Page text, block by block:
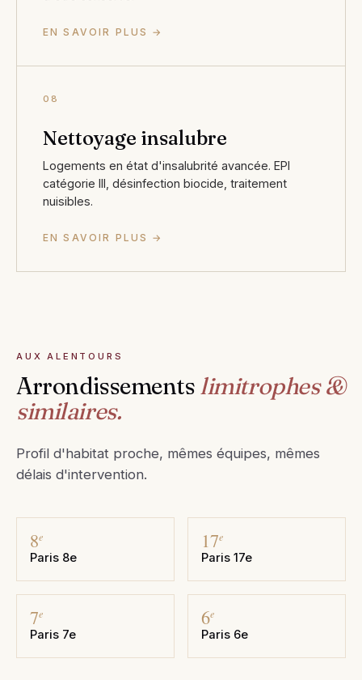
EN SAVOIR PLUS →
08
Nettoyage insalubre
Logements en état d'insalubrité avancée. EPI
catégorie III, désinfection biocide, traitement
nuisibles.
EN SAVOIR PLUS →
AUX ALENTOURS
Arrondissements limitrophes &
similaires.
Profil d'habitat proche, mêmes équipes, mêmes
délais d'intervention.
8e
Paris 8e
17e
Paris 17e
7e
Paris 7e
6e
Paris 6e